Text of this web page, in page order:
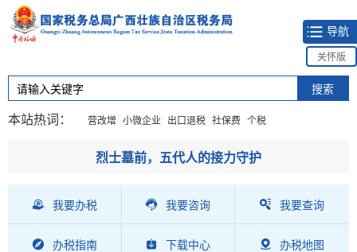
导航
关怀版
本站热词： 营改增 小微企业 出口退税 社保费 个税
烈士墓前，五代人的接力守护
我要办税 我要咨询 我要查询
办税指南 下载中心 办税地图